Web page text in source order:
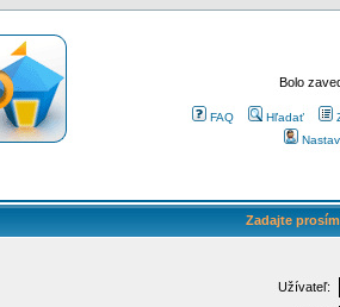
Bolo
FAQ Hľadať
Zadajte
Užívateľ: